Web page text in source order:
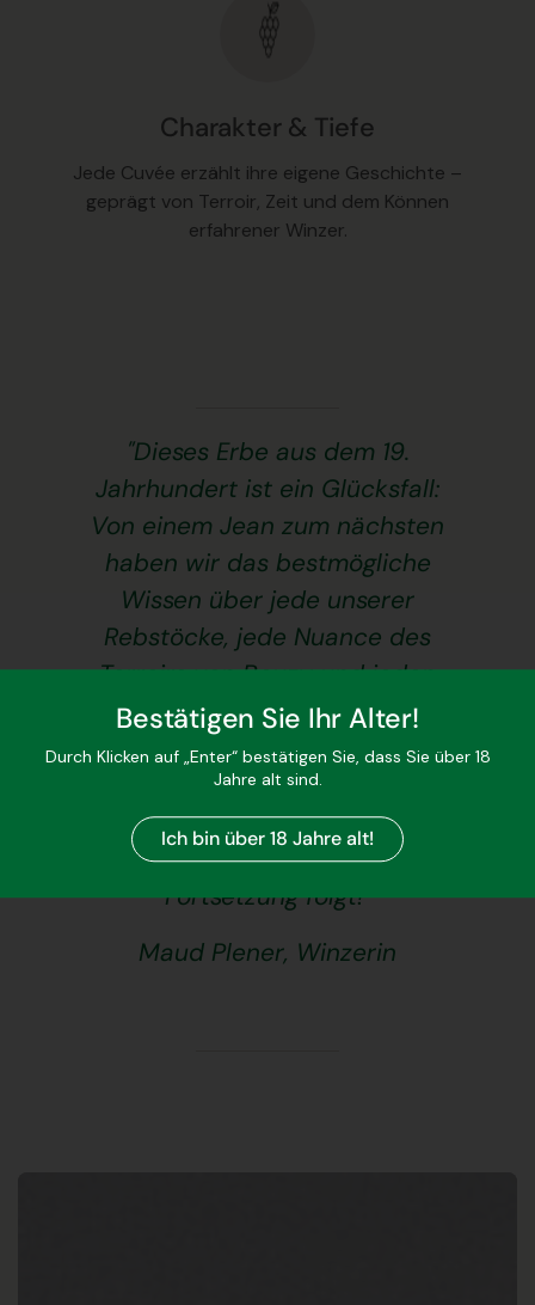
Charakter & Tiefe
Jede Cuvée erzählt ihre eigene Geschichte –
geprägt von Terroir, Zeit und dem Können
erfahrener Winzer.
"Dieses Erbe aus dem 19.
Jahrhundert ist ein Glücksfall:
Von einem Jean zum nächsten
haben wir das bestmögliche
Wissen über jede unserer
Rebstöcke, jede Nuance des
Terroirs von Bouzy und jeden
Winkel unseres Weinkellers
geerbt. Und die 8. Generation
profitiert von den großartigen
Spielwiesen, die der Weinkeller
und die Weinberge darstellen.
Fortsetzung folgt!"
Maud Plener, Winzerin
Bestätigen Sie Ihr Alter!
Durch Klicken auf „Enter“ bestätigen Sie, dass Sie über 18
Jahre alt sind.
Ich bin über 18 Jahre alt!